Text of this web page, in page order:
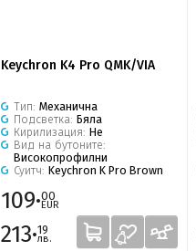
Keychron K4 Pro QMK/VIA
Тип: Механична
Подсветка: Бяла
Кирилизация: Не
Вид на бутоните:
Високопрофилни
Суитч: Keychron K Pro Brown
109·00
EUR
213·19
лв.